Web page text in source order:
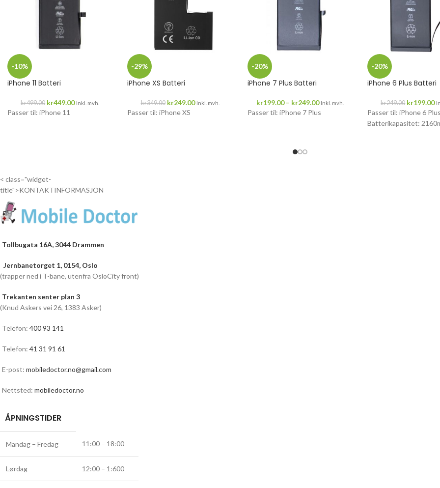
-10%
iPhone 11 Batteri
kr499.00 kr449.00 Inkl. mvh.
Passer til: iPhone 11
-29%
iPhone XS Batteri
kr349.00 kr249.00 Inkl. mvh.
Passer til: iPhone XS
-20%
iPhone 7 Plus Batteri
kr199.00 – kr249.00 Inkl. mvh.
Passer til: iPhone 7 Plus
-20%
iPhone 6 Plus Batteri
kr249.00 kr199.00
Passer til: iPhone 6
Batterikapasitet:
< class="widget-
title">KONTAKTINFORMASJON
Tollbugata 16A, 3044 Drammen
Jernbanetorget 1, 0154, Oslo
(trapper ned i T-bane, utenfra OsloCity front)
Trekanten senter plan 3
(Knud Askers vei 26, 1383 Asker)
Telefon: 400 93 141
Telefon: 41 31 91 61
E-post: mobiledoctor.no@gmail.com
Nettsted: mobiledoctor.no
ÅPNINGSTIDER
Mandag – Fredag 11:00 – 18:00
Lørdag 12:00 – 1:600